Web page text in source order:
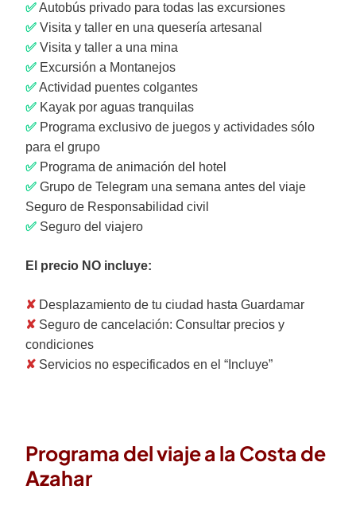
✅Autobús privado para todas las excursiones
✅ Visita y taller en una quesería artesanal
✅ Visita y taller a una mina
✅ Excursión a Montanejos
✅Actividad puentes colgantes
✅ Kayak por aguas tranquilas
✅ Programa exclusivo de juegos y actividades sólo
para el grupo
✅ Programa de animación del hotel
✅ Grupo de Telegram una semana antes del viaje
Seguro de Responsabilidad civil
✅ Seguro del viajero
El precio NO incluye:
✘ Desplazamiento de tu ciudad hasta Guardamar
✘ Seguro de cancelación: Consultar precios y
condiciones
✘ Servicios no especificados en el “Incluye”
Programa del viaje a la Costa de
Azahar